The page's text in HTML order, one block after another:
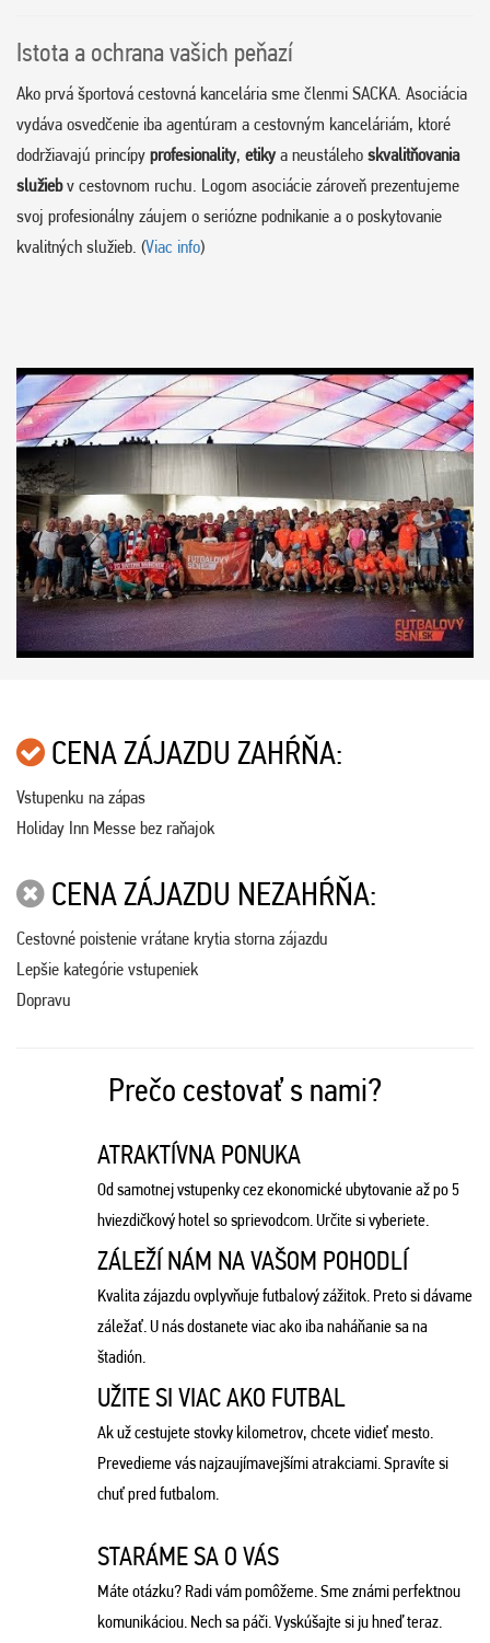
Istota a ochrana vašich peňazí
Ako prvá športová cestovná kancelária sme členmi SACKA. Asociácia
vydáva osvedčenie iba agentúram a cestovným kanceláriám, ktoré
dodržiavajú princípy profesionality, etikya neustáleho skvalitňovania
služiebv cestovnom ruchu. Logom asociácie zároveň prezentujeme
svoj profesionálny záujem o seriózne podnikanie a o poskytovanie
kvalitných služieb. (Viac info)
CENA ZÁJAZDU ZAHŔŇA:
Vstupenku na zápas
Holiday Inn Messe bez raňajok
CENA ZÁJAZDU NEZAHŔŇA:
Cestovné poistenie vrátane krytia storna zájazdu
Lepšie kategórie vstupeniek
Dopravu
Prečo cestovať s nami?
ATRAKTÍVNA PONUKA
Od samotnej vstupenky cez ekonomické ubytovanie až po 5
hviezdičkový hotel so sprievodcom. Určite si vyberiete.
ZÁLEŽÍ NÁM NA VAŠOM POHODLÍ
Kvalita zájazdu ovplyvňuje futbalový zážitok. Preto si dávame
záležať. U nás dostanete viac ako iba naháňanie sa na
štadión.
UŽITE SI VIAC AKO FUTBAL
Ak už cestujete stovky kilometrov, chcete vidieť mesto.
Prevedieme vás najzaujímavejšími atrakciami. Spravíte si
chuť pred futbalom.
STARÁME SA O VÁS
Máte otázku? Radi vám pomôžeme. Sme známi perfektnou
komunikáciou. Nech sa páči. Vyskúšajte si ju hneď teraz.